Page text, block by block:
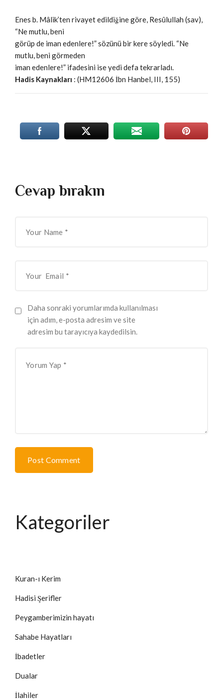
Kategoriler
Kuran-ı Kerim
Hadisi Şerifler
Peygamberimizin hayatı
Sahabe Hayatları
İbadetler
Dualar
İlahiler
Enes b. Mâlik’ten rivayet edildiğine göre, Resûlullah (sav),
“Ne mutlu, beni
görüp de iman edenlere!” sözünü bir kere söyledi. “Ne
mutlu, beni görmeden
iman edenlere!” ifadesini ise yedi defa tekrarladı.
Hadis Kaynakları : (HM12606 İbn Hanbel, III, 155)
Cevap bırakın
Daha sonraki yorumlarımda kullanılması
için adım, e-posta adresim ve site
adresim bu tarayıcıya kaydedilsin.
Post Comment